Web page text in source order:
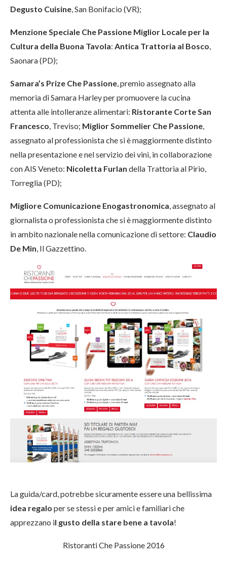
Degusto Cuisine, San Bonifacio (VR);
Menzione Speciale Che Passione Miglior Locale per la
Cultura della Buona Tavola: Antica Trattoria al Bosco,
Saonara (PD);
Samara’s Prize Che Passione, premio assegnato alla
memoria di Samara Harley per promuovere la cucina
attenta alle intolleranze alimentari: Ristorante Corte San
Francesco, Treviso; Miglior Sommelier Che Passione,
assegnato al professionista che si è maggiormente distinto
nella presentazione e nel servizio dei vini, in collaborazione
con AIS Veneto: Nicoletta Furlan della Trattoria al Pirio,
Torreglia (PD);
Migliore Comunicazione Enogastronomica, assegnato al
giornalista o professionista che si è maggiormente distinto
in ambito nazionale nella comunicazione di settore: Claudio
De Min, Il Gazzettino.
La guida/card, potrebbe sicuramente essere una bellissima
idea regalo per se stessi e per amici e familiari che
apprezzano il gusto della stare bene a tavola!
Ristoranti Che Passione 2016